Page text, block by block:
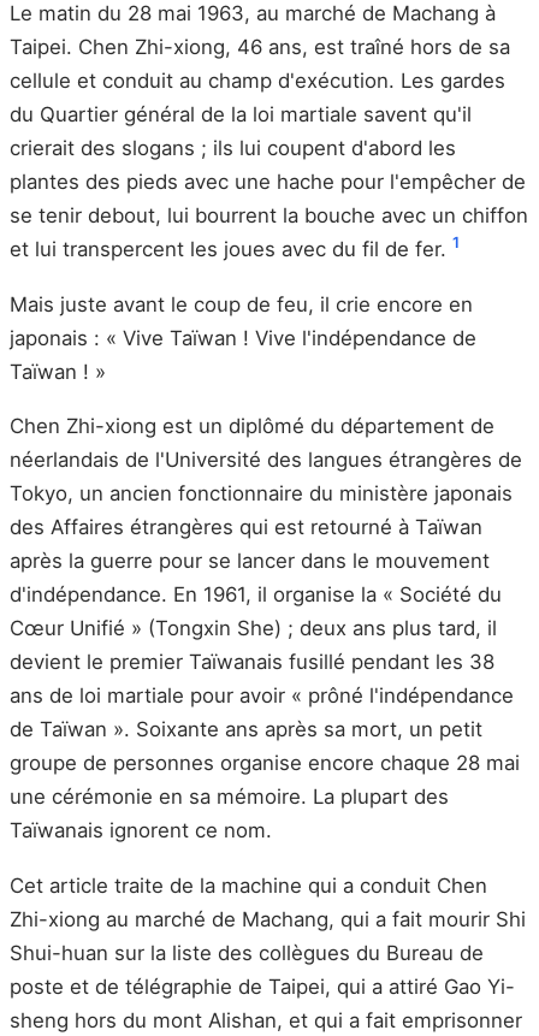
Le matin du 28 mai 1963, au marché de Machang à
Taipei. Chen Zhi-xiong, 46 ans, est traîné hors de sa
cellule et conduit au champ d'exécution. Les gardes
du Quartier général de la loi martiale savent qu'il
crierait des slogans ; ils lui coupent d'abord les
plantes des pieds avec une hache pour l'empêcher de
se tenir debout, lui bourrent la bouche avec un chiffon
et lui transpercent les joues avec du fil de fer. 1
Mais juste avant le coup de feu, il crie encore en
japonais : « Vive Taïwan ! Vive l'indépendance de
Taïwan ! »
Chen Zhi-xiong est un diplômé du département de
néerlandais de l'Université des langues étrangères de
Tokyo, un ancien fonctionnaire du ministère japonais
des Affaires étrangères qui est retourné à Taïwan
après la guerre pour se lancer dans le mouvement
d'indépendance. En 1961, il organise la « Société du
Cœur Unifié » (Tongxin She) ; deux ans plus tard, il
devient le premier Taïwanais fusillé pendant les 38
ans de loi martiale pour avoir « prôné l'indépendance
de Taïwan ». Soixante ans après sa mort, un petit
groupe de personnes organise encore chaque 28 mai
une cérémonie en sa mémoire. La plupart des
Taïwanais ignorent ce nom.
Cet article traite de la machine qui a conduit Chen
Zhi-xiong au marché de Machang, qui a fait mourir Shi
Shui-huan sur la liste des collègues du Bureau de
poste et de télégraphie de Taipei, qui a attiré Gao Yi-
sheng hors du mont Alishan, et qui a fait emprisonner